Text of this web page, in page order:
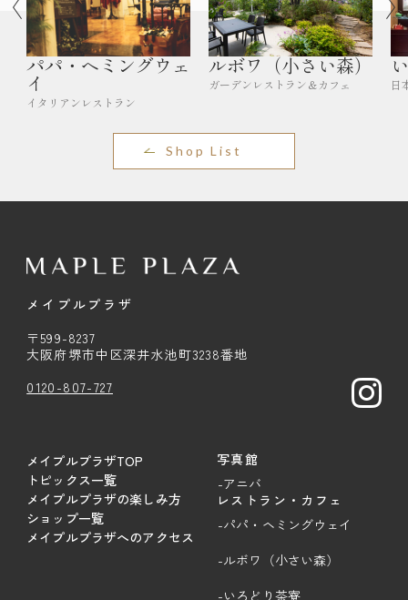
パパ・ヘミングウェ
イ
イタリアンレストラン
ルボワ（小さい森）
ガーデンレストラン＆カフェ 日
Shop List
メイプルプラザ
〒599-8237
大阪府堺市中区深井水池町3238番地
0120-807-727
メイプルプラザTOP
トピックス一覧
メイプルプラザの楽しみ方
ショップ一覧
メイプルプラザへのアクセス
写真館
-アニバ
レストラン・カフェ
-パパ・ヘミングウェイ
-ルボワ（小さい森）
-いろどり茶寮